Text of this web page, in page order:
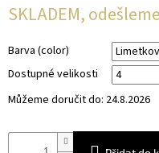
cena:
SKLADEM,
Barva (color)
Dostupné velikosti
Můžeme doručit do: 24.8.2026